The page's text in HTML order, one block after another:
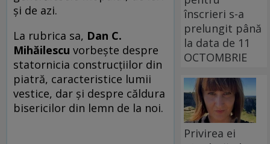
şi de azi.
La rubrica sa, Dan C.
Mihăilescu vorbeşte despre
statornicia construcţiilor din
piatră, caracteristice lumii
vestice, dar şi despre căldura
bisericilor din lemn de la noi.
înscrieri s-a
prelungit până
la data de 11
OCTOMBRIE
Privirea ei